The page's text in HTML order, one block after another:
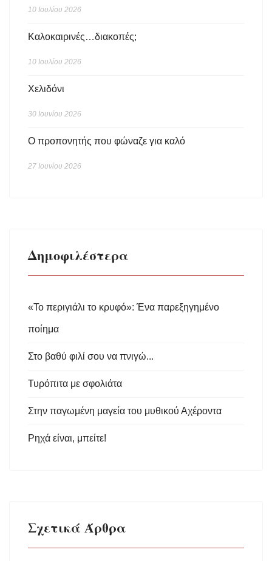
10 Ιουλίου 2026
Καλοκαιρινές…διακοπές;
10 Ιουλίου 2026
Χελιδόνι
30 Ιουνίου 2026
Ο προπονητής που φώναζε για καλό
27 Ιουνίου 2026
Δημοφιλέστερα
«Το περιγιάλι το κρυφό»: Ένα παρεξηγημένο
ποίημα
Στο βαθύ φιλί σου να πνιγώ...
Τυρόπιτα με σφολιάτα
Στην παγωμένη μαγεία του μυθικού Αχέροντα
Ρηχά είναι, μπείτε!
Σχετικά Άρθρα